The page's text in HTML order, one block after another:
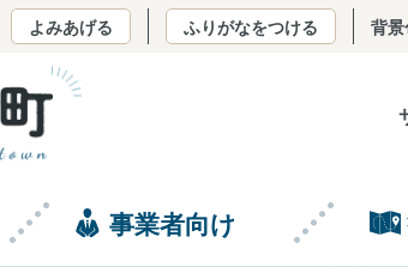
事業者向け
よみあげる ふりがなをつける 背